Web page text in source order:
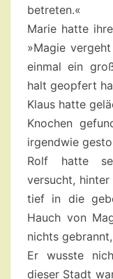
betreten.«
Marie hatte
»Magie
einmal ein
halt geopfert
Klaus hatte
Knochen
irgendwie
Rolf hatte
versucht,
tief in die
Hauch von
nichts
Er wusste
dieser Stadt